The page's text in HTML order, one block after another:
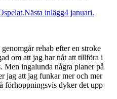
Nästa inlägg4 januari.
rehab efter en stroke
om att jag har nåt att tillföra i
Men ingalunda några planer på
jag att jag funkar mer och mer
förhoppningsvis dyker det upp